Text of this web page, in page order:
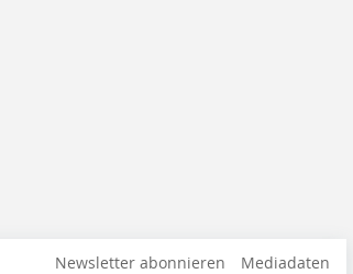
Newsletter abonnieren Mediadaten